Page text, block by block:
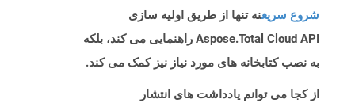
شروع سریعنه تنها از طریق اولیه سازی
Aspose.Total Cloud API راهنمایی می کند، بلکه
به نصب کتابخانه های مورد نیاز نیز کمک می کند.
از کجا می توانم یادداشت های انتشار